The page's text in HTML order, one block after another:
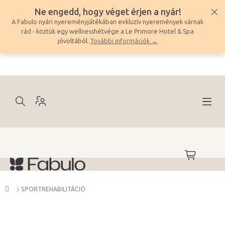
tartalomhoz
Ne engedd, hogy véget érjen a nyár!
A Fabulo nyári nyereményjátékában exkluzív nyeremények várnak
rád - köztük egy wellnesshétvége a Le Primore Hotel & Spa
jóvoltából. További információk →
KOSÁR
Kezdőlap
SPORTREHABILITÁCIÓ